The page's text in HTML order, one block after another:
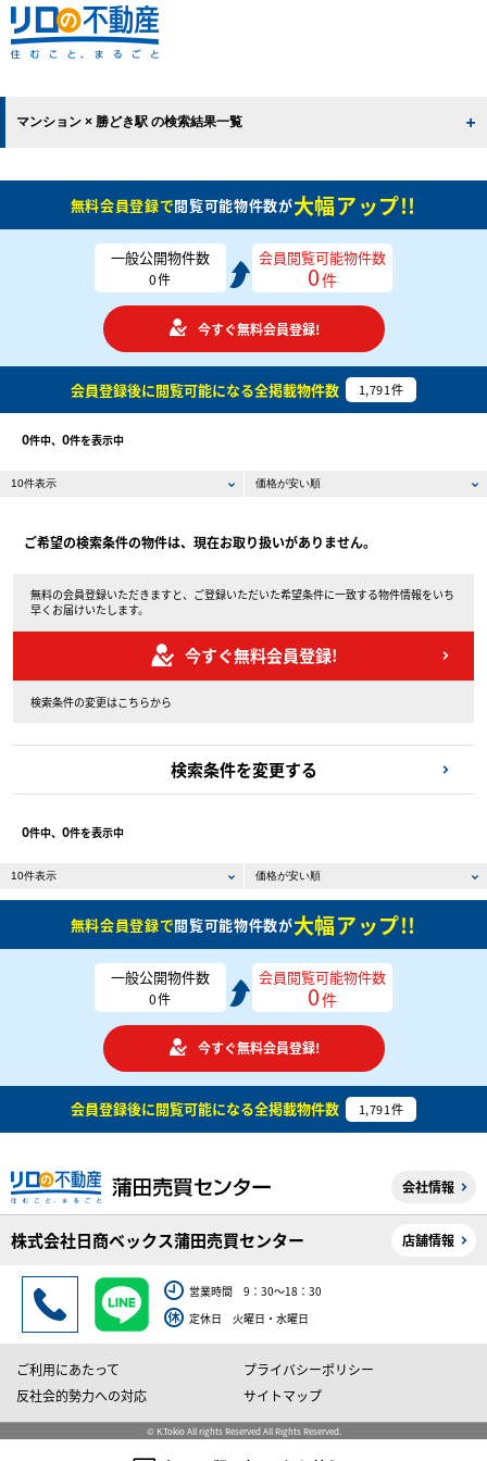
マンション × 勝どき駅 の検索結果一覧
無料会員登録で閲覧可能物件数が大幅アップ!!
一般公開物件数
0件
会員閲覧可能物件数
0件
今すぐ無料会員登録!
会員登録後に閲覧可能になる全掲載物件数 1,791件
0件中、 0件を表示中
ご希望の検索条件の物件は、現在お取り扱いがありません。
無料の会員登録いただきますと、ご登録いただいた希望条件に一致する物件情報をいち
早くお届けいたします。
今すぐ無料会員登録!
検索条件の変更はこちらから
検索条件を変更する
0件中、 0件を表示中
無料会員登録で閲覧可能物件数が大幅アップ!!
一般公開物件数
0件
会員閲覧可能物件数
0件
今すぐ無料会員登録!
会員登録後に閲覧可能になる全掲載物件数 1,791件
会社情報
株式会社日商ベックス蒲田売買センター 店舗情報
営業時間 9：30～18：30
定休日 火曜日・水曜日
ご利用にあたって
プライバシーポリシー
反社会的勢力への対応
サイトマップ
© K.Tokio All rights Reserved All Rights Reserved.